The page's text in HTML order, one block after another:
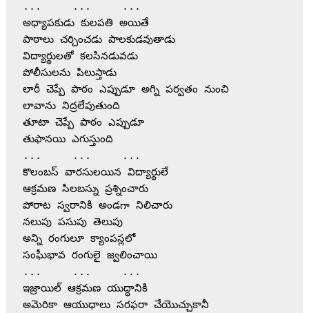
...	...	...
అధ్యాపకుడు కులపతి అయితే
పాఠాలు చర్చించడు పాలకుడవుతాడు
విద్యార్థులతో కలసినడువడు
పోలీసులను పిలుస్తాడు
లాఠీ చెప్పే పాఠం ఎప్పుడూ అగ్ని పర్వతం నుంచి
లావాను నిద్రలేపుతుంది
తూటా చెప్పే పాఠం ఎప్పుడూ
తుఫానయి ఎగుస్తుంది
...	...	...
కొలంబస్ వారసులయిన విద్యార్థులే
ఆక్రమణ సిలబస్ను ప్రశ్నించారు
పోరాట స్వరానికి అండగా నిలిచారు
నలుపు పసుపు తెలుపు
అన్ని రంగులూ క్యాంపస్లలో
సంఫీుభావ రంగులై జ్వలించాయి
...	...	...
ఇజ్రాయిల్ ఆక్రమణ యుద్ధానికి
అమెరికా ఆయుధాలు సరఫరా చేయొచ్చుకానీ